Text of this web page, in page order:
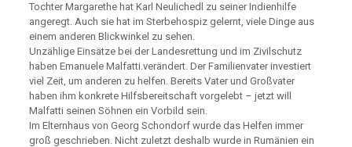
Tochter Margarethe hat Karl Neulichedl zu seiner Indienhilfe
angeregt. Auch sie hat im Sterbehospiz gelernt, viele Dinge aus
einem anderen Blickwinkel zu sehen.
Unzählige Einsätze bei der Landesrettung und im Zivilschutz
haben Emanuele Malfatti.verändert. Der Familienvater investiert
viel Zeit, um anderen zu helfen. Bereits Vater und Großvater
haben ihm konkrete Hilfsbereitschaft vorgelebt – jetzt will
Malfatti seinen Söhnen ein Vorbild sein.
Im Elternhaus von Georg Schondorf wurde das Helfen immer
groß geschrieben. Nicht zuletzt deshalb wurde in Rumänien ein